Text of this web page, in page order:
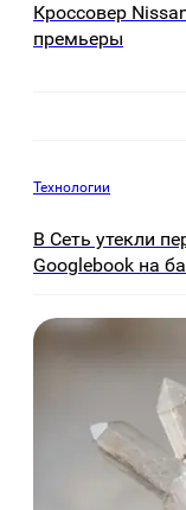
Кроссовер
премьеры
Технологии
В Сеть утекли
Googlebook на